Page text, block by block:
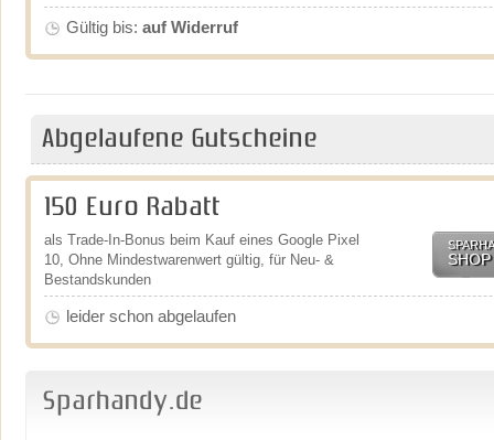
Gültig bis: auf Widerruf
Abgelaufene Gutscheine
150 Euro Rabatt
als Trade-In-Bonus beim Kauf eines Google Pixel
10, Ohne Mindestwarenwert gültig, für Neu- &
Bestandskunden
leider schon abgelaufen
Sparhandy.de